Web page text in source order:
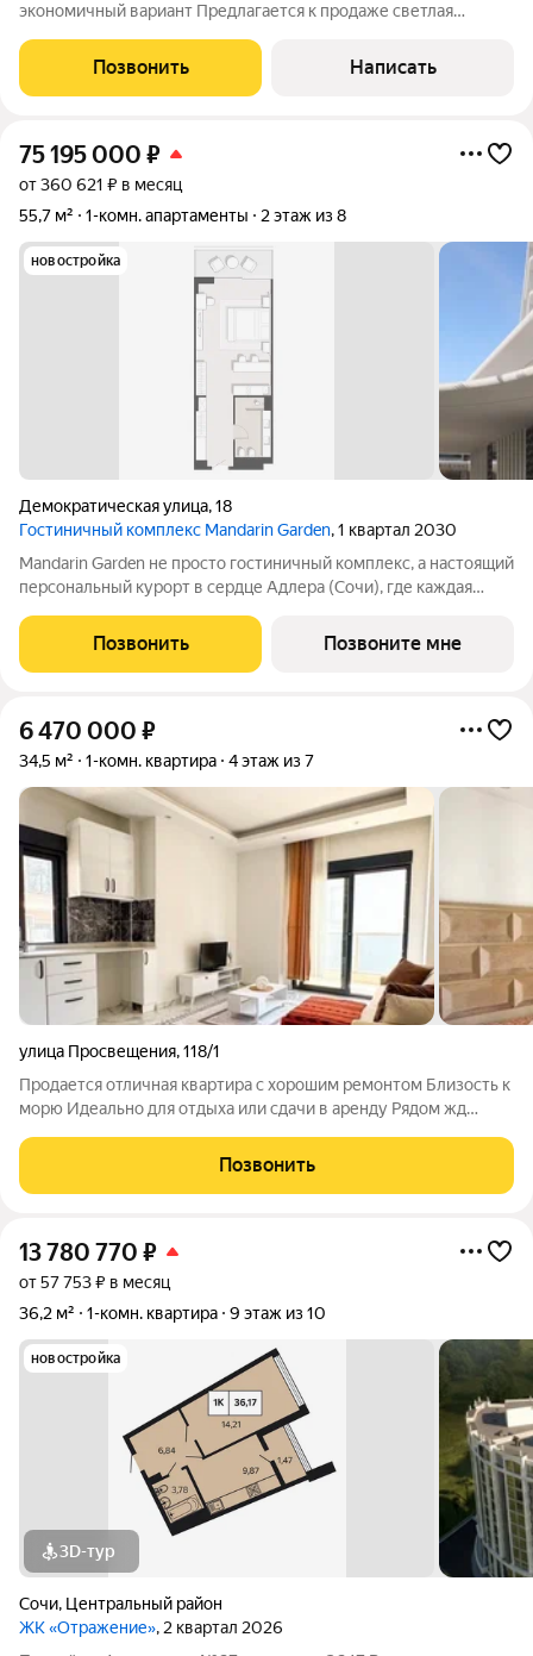
экономичный вариант Предлагается к продаже светлая
отапливаемую лоджию. Планировка функциональна и
подходит как для собственного
Позвонить Написать
75 195 000 ₽
от 360 621 ₽ в месяц
55,7 м²
1-комн. апартаменты 2 этаж из 8
новостройка
Демократическая улица,18
Гостиничный комплекс Mandarin Garden, 1 квартал 2030
Mandarin Garden не просто гостиничный комплекс, а настоящий
персональный курорт в сердце Адлера (Сочи), где каждая
приватность и безупречный сервис. Комплекс расположится в
Позвонить Позвоните мне
6 470 000 ₽
34,5 м² 1-комн. квартира 4 этаж из 7
улица Просвещения,118/1
Продается отличная квартира с хорошим ремонтом Близость к
морю Идеально для отдыха или сдачи в аренду Рядом жд
Позвонить
13 780 770 ₽
от 57 753 ₽ в месяц
36,2 м²
1-комн. квартира 9 этаж из 10
новостройка
3D-тур
Сочи, Центральный район
ЖК «Отражение», 2 квартал 2026